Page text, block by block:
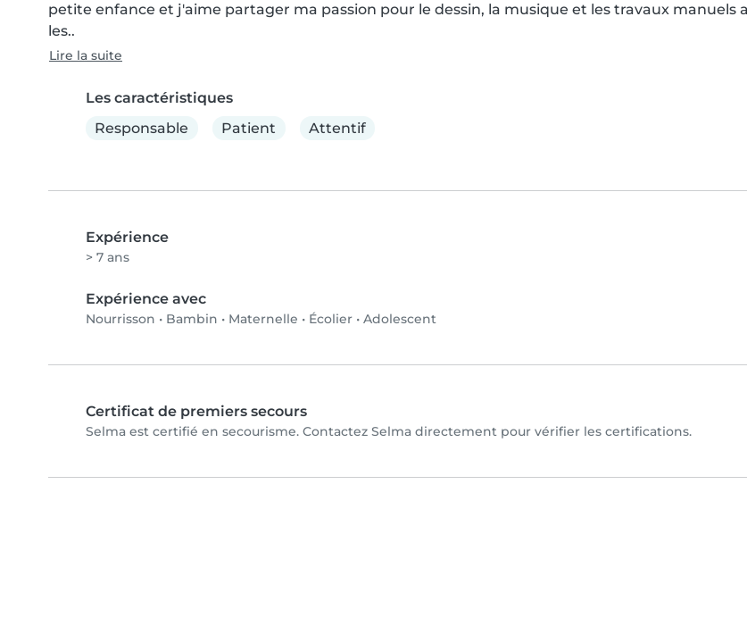
petite enfance et j'aime partager ma passion pour le dessin, la musique et les travaux manuels
les..
Lire la suite
Les caractéristiques
Responsable
Patient Attentif
Expérience
> 7 ans
Expérience avec
Nourrisson • Bambin • Maternelle • Écolier • Adolescent
Certificat de premiers secours
Selma est certifié en secourisme. Contactez Selma directement pour vérifier les certifications.